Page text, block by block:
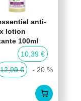
anti-
lotion
100ml
10,39 €
12,99 €
- 20 %